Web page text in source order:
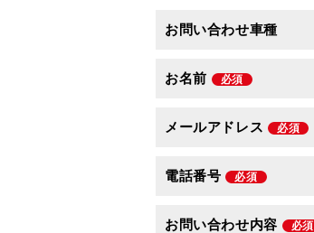
お問い合わせ車種
お名前 必須
メールアドレス 必須
電話番号 必須
お問い合わせ内容 必須